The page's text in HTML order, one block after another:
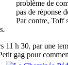
problème de
pas de réponse
Par contre, Toff
11 h 30, par une
gag pour